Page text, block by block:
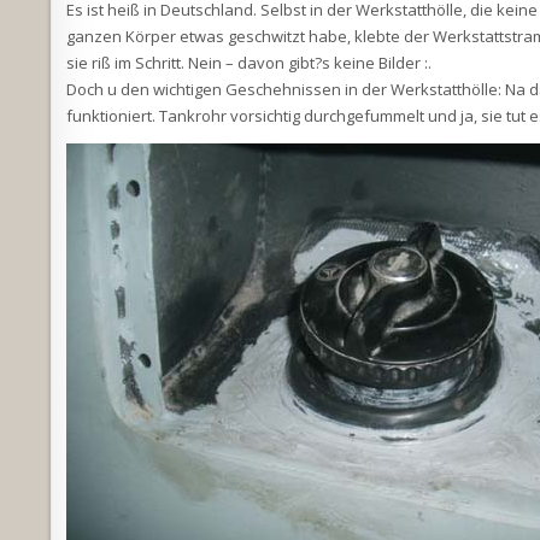
Es ist heiß in Deutschland. Selbst in der Werkstatthölle, die
ganzen Körper etwas geschwitzt habe, klebte der
sie riß im Schritt. Nein – davon gibt?s keine Bilder :.
Doch u den wichtigen Geschehnissen in der Werkstatthölle:
funktioniert. Tankrohr vorsichtig durchgefummelt und ja, sie tut